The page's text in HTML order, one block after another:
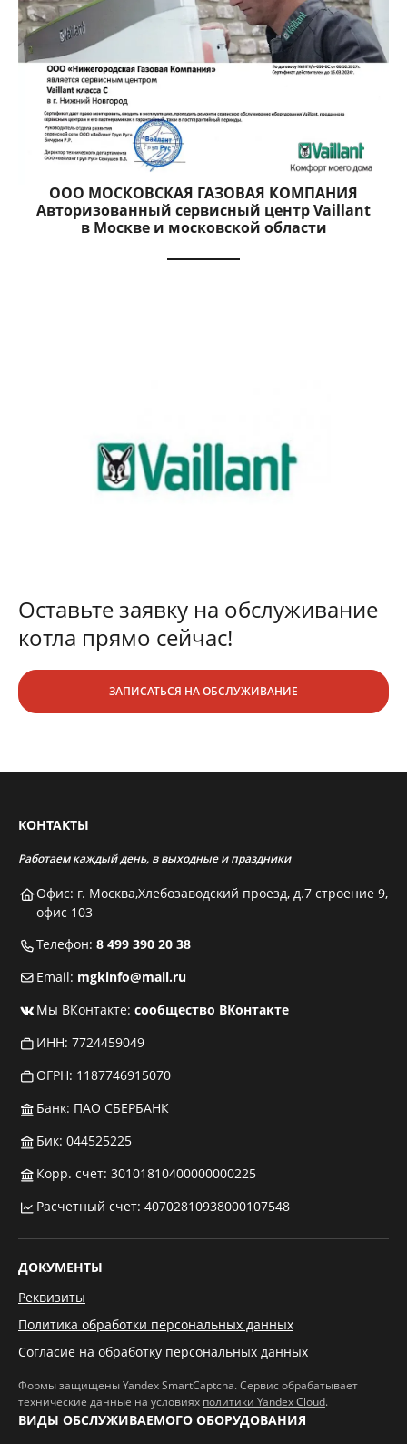
ООО МОСКОВСКАЯ ГАЗОВАЯ КОМПАНИЯ
Авторизованный сервисный центр Vaillant
в Москве и московской области
Оставьте заявку на обслуживание
котла прямо сейчас!
ЗАПИСАТЬСЯ НА ОБСЛУЖИВАНИЕ
КОНТАКТЫ
Работаем каждый день, в выходные и праздники
Офис: г. Москва,Хлебозаводский проезд, д.7 строение 9,
офис 103
Телефон: 8 499 390 20 38
Email: mgkinfo@mail.ru
Мы ВКонтакте: сообщество ВКонтакте
ИНН: 7724459049
ОГРН: 1187746915070
Банк: ПАО СБЕРБАНК
Бик: 044525225
Корр. счет: 30101810400000000225
Расчетный счет: 40702810938000107548
ДОКУМЕНТЫ
Реквизиты
Политика обработки персональных данных
Согласие на обработку персональных данных
Формы защищены Yandex SmartCaptcha. Сервис обрабатывает
технические данные на условиях политики Yandex Cloud.
ВИДЫ ОБСЛУЖИВАЕМОГО ОБОРУДОВАНИЯ